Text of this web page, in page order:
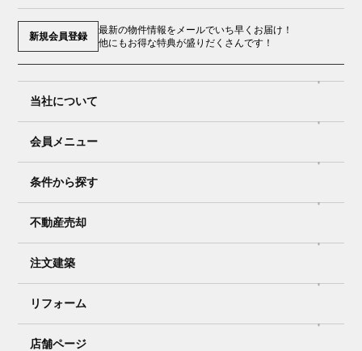
新規会員登録
最新の物件情報をメールでいち早くお届け！
他にもお得な特典が盛りだくさんです！
当社について
会員メニュー
条件から探す
不動産売却
注文建築
リフォーム
店舗ページ